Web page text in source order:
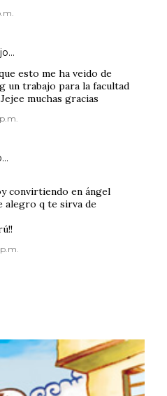
esto me ha veido de
un trabajo para la facultad
muchas gracias
convirtiendo en ángel
alegro q te sirva de